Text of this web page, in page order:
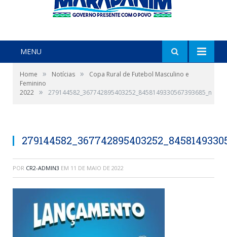
MENU
Home » Notícias »
Copa Rural de Futebol Masculino e
Feminino
2022 » 279144582_367742895403252_8458149330567393685_n
POR CR2-ADMIN3 EM 11 DE MAIO DE 2022